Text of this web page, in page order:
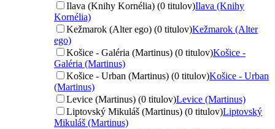
Ilava (Knihy Kornélia) (0 titulov)Ilava (Knihy
Kornélia)
Kežmarok (Alter ego) (0 titulov)Kežmarok (Alter
ego)
Košice - Galéria (Martinus) (0 titulov)Košice -
Galéria (Martinus)
Košice - Urban (Martinus) (0 titulov)Košice - Urban
(Martinus)
Levice (Martinus) (0 titulov)Levice (Martinus)
Liptovský Mikuláš (Martinus) (0 titulov)Liptovský
Mikuláš (Martinus)